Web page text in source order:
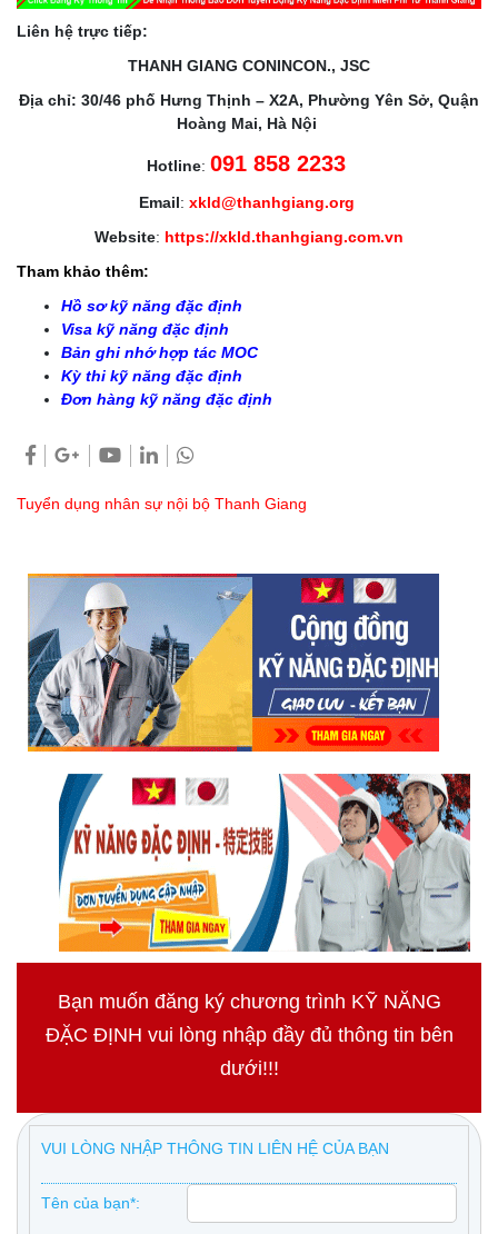
Liên hệ trực tiếp:
THANH GIANG CONINCON., JSC
Địa chỉ: 30/46 phố Hưng Thịnh – X2A, Phường Yên Sở, Quận
Hoàng Mai, Hà Nội
Hotline: 091 858 2233
Email: xkld@thanhgiang.org
Website: https://xkld.thanhgiang.com.vn
Tham khảo thêm:
Hồ sơ kỹ năng đặc định
Visa kỹ năng đặc định
Bản ghi nhớ hợp tác MOC
Kỳ thi kỹ năng đặc định
Đơn hàng kỹ năng đặc định
Tuyển dụng nhân sự nội bộ Thanh Giang
Bạn muốn đăng ký chương trình KỸ NĂNG
ĐẶC ĐỊNH vui lòng nhập đầy đủ thông tin bên
dưới!!!
VUI LÒNG NHẬP THÔNG TIN LIÊN HỆ CỦA BẠN
Tên của bạn*: